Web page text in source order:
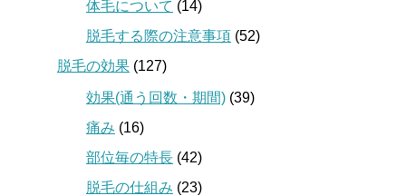
体毛について (14)
脱毛する際の注意事項 (52)
脱毛の効果 (127)
効果(通う回数・期間) (39)
痛み (16)
部位毎の特長 (42)
脱毛の仕組み (23)